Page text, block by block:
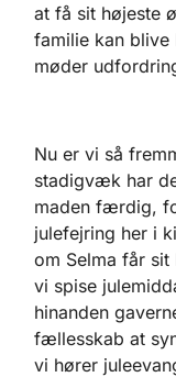
at få sit højeste
familie kan blive
møder
Nu er vi så
stadigvæk har
maden færdig,
julefejring her i
om Selma får
vi spise
hinanden
fællesskab at
vi hører